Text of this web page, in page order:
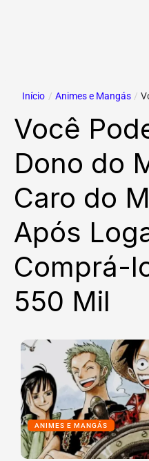
Início / Animes e Mangás /
Você
Dono do
Caro do
Após
Comprá-
550 Mil
ANIMES E MANGÁS